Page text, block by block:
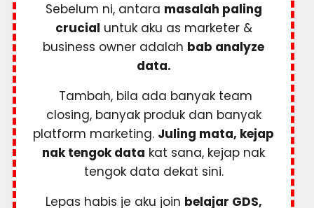
Sebelum ni, antara masalah paling
crucial untuk aku as marketer &
business owner adalah bab analyze
data.
Tambah, bila ada banyak team
closing, banyak produk dan banyak
platform marketing. Juling mata, kejap
nak tengok data kat sana, kejap nak
tengok data dekat sini.
Lepas habis je aku join belajar GDS,